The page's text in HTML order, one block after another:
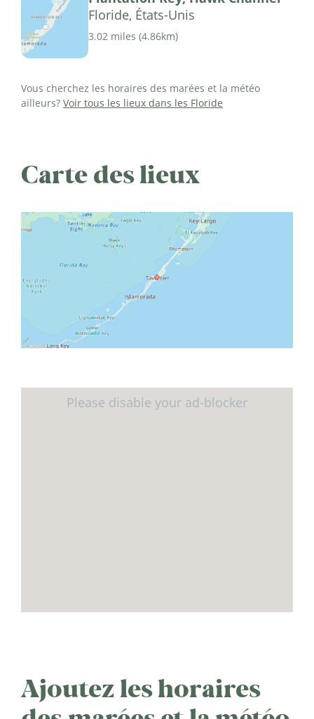
Floride, États-Unis
3.02 miles (4.86km)
Vous cherchez les horaires des marées et la météo
ailleurs? Voir tous les lieux dans les Floride
Carte des lieux
Ajoutez les horaires